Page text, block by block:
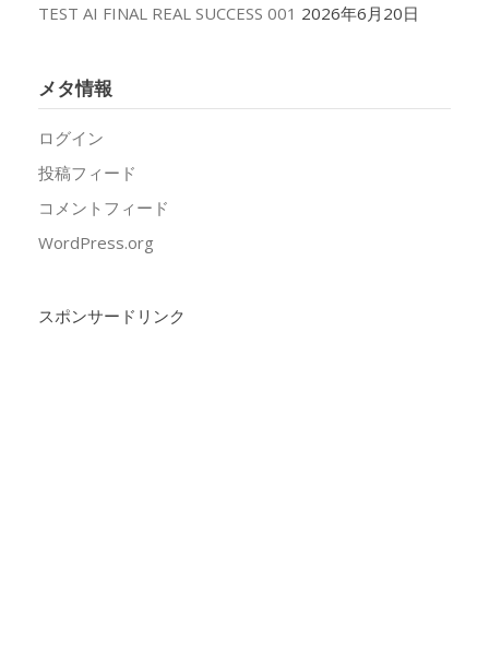
TEST AI FINAL REAL SUCCESS 001 2026年6月20日
メタ情報
ログイン
投稿フィード
コメントフィード
WordPress.org
スポンサードリンク